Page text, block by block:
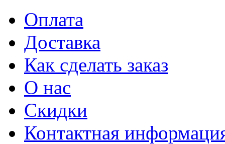
Оплата
Доставка
Как сделать заказ
О нас
Скидки
Контактная